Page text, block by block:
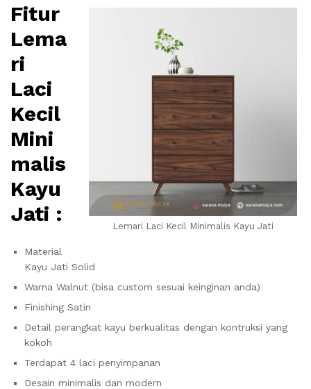
Lemari Laci Kecil Minimalis Kayu Jati
Fitur
Lema
ri
Laci
Kecil
Mini
malis
Kayu
Jati :
Material
Kayu Jati Solid
Warna Walnut (bisa custom sesuai keinginan anda)
Finishing Satin
Detail perangkat kayu berkualitas dengan kontruksi yang
kokoh
Terdapat 4 laci penyimpanan
Desain minimalis dan modern